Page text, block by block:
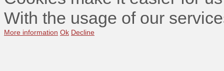
With the usage of our
More information Ok Decline